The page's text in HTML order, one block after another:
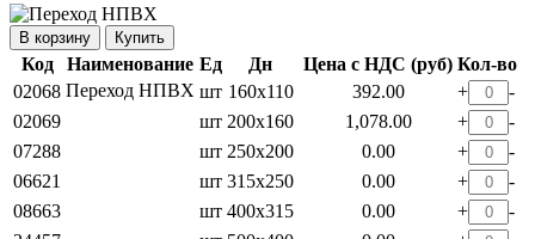
Купить
Код Наименование Ед Дн Цена с НДС (руб) Кол-во
02068 Переход НПВХ шт 160х110 392.00 +
-
02069
шт 200х160 1,078.00 +
-
07288
шт 250х200 0.00 +
-
06621
шт 315х250 0.00 +
-
08663
шт 400х315 0.00 +
-